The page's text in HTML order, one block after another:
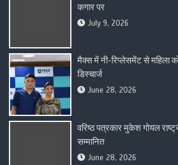
कगार पर
July 9, 2026
मैक्स में नी-रिप्लेसमेंट से महिला
डिस्चार्ज
June 28, 2026
वरिष्ठ पत्रकार मुकेश गोयल
सम्मानित
June 28, 2026